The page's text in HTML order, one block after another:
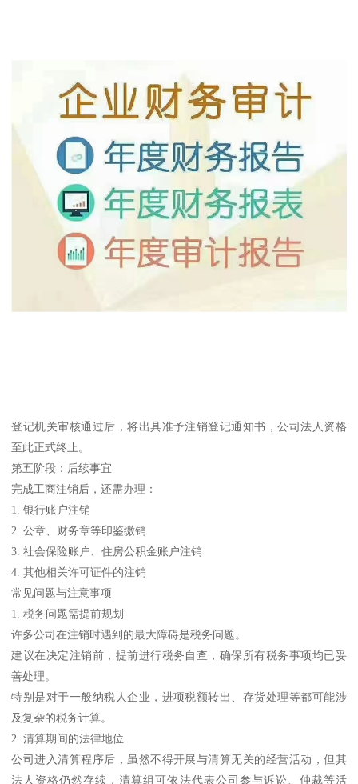
登记机关审核通过后，将出具准予注销登记通知书，公司法人资格
至此正式终止。
第五阶段：后续事宜
完成工商注销后，还需办理：
1. 银行账户注销
2. 公章、财务章等印鉴缴销
3. 社会保险账户、住房公积金账户注销
4. 其他相关许可证件的注销
常见问题与注意事项
1. 税务问题需提前规划
许多公司在注销时遇到的最大障碍是税务问题。
建议在决定注销前，提前进行税务自查，确保所有税务事项均已妥
善处理。
特别是对于一般纳税人企业，进项税额转出、存货处理等都可能涉
及复杂的税务计算。
2. 清算期间的法律地位
公司进入清算程序后，虽然不得开展与清算无关的经营活动，但其
法人资格仍然存续，清算组可依法代表公司参与诉讼、仲裁等活